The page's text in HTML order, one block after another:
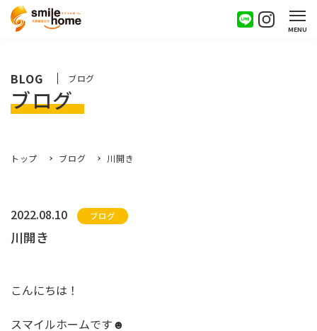
MENU
BLOG ブログ
ブログ
トップ ブログ 川開き
2022.08.10 ブログ
川開き
こんにちは！
スマイルホームです☻